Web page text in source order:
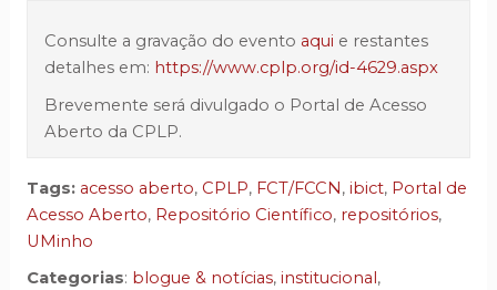
Consulte a gravação do evento aqui e restantes
detalhes em: https://www.cplp.org/id-4629.aspx
Brevemente será divulgado o Portal de Acesso
Aberto da CPLP.
Tags: acesso aberto, CPLP, FCT/FCCN, ibict, Portal de
Acesso Aberto, Repositório Científico, repositórios,
UMinho
Categorias: blogue & notícias, institucional,